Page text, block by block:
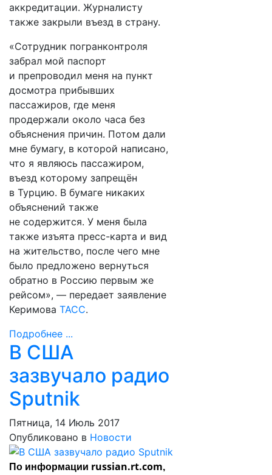
аккредитации. Журналисту
также закрыли въезд в страну.
«Сотрудник погранконтроля
забрал мой паспорт
и препроводил меня на пункт
досмотра прибывших
пассажиров, где меня
продержали около часа без
объяснения причин. Потом дали
мне бумагу, в которой написано,
что я являюсь пассажиром,
въезд которому запрещён
в Турцию. В бумаге никаких
объяснений также
не содержится. У меня была
также изъята пресс-карта и вид
на жительство, после чего мне
было предложено вернуться
обратно в Россию первым же
рейсом», — передает заявление
Керимова ТАСС.
Подробнее ...
В США
зазвучало радио
Sputnik
Пятница, 14 Июль 2017
Опубликовано в Новости
По информации russian.rt.com,